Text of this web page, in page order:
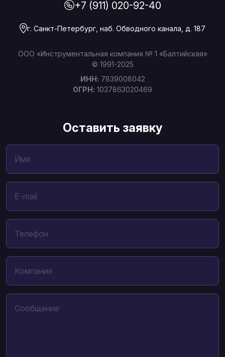
+7 (911) 020-92-40
г. Санкт-Петербург, наб. Обводного канала, д. 187
ООО «Инструментальная компания № 1 «Балтийская»
© 1991-2025
ИНН: 7839008042
ОГРН: 1037863020469
Оставить заявку